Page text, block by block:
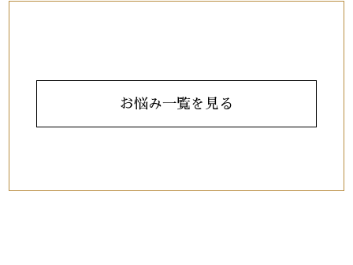
お悩み一覧を見る